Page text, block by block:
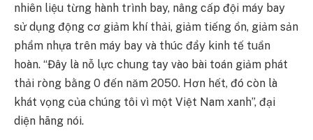
nhiên liệu từng hành trình bay, nâng cấp đội máy bay
sử dụng động cơ giảm khí thải, giảm tiếng ồn, giảm sản
phẩm nhựa trên máy bay và thúc đẩy kinh tế tuần
hoàn. “Đây là nỗ lực chung tay vào bài toán giảm phát
thải ròng bằng 0 đến năm 2050. Hơn hết, đó còn là
khát vọng của chúng tôi vì một Việt Nam xanh”, đại
diện hãng nói.